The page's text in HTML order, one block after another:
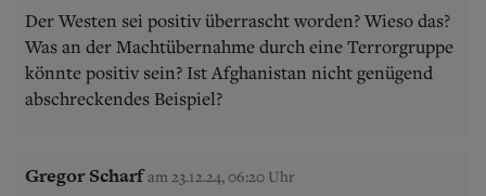
Der Westen sei positiv überrascht worden? Wieso das?
Was an der Machtübernahme durch eine Terrorgruppe
könnte positiv sein? Ist Afghanistan nicht genügend
abschreckendes Beispiel?
Gregor Scharf am 23.12.24, 06:20 Uhr